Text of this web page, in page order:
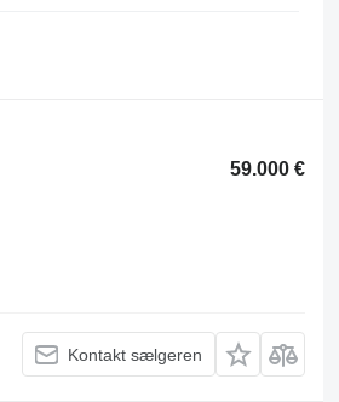
59.000 €
Kontakt sælgeren